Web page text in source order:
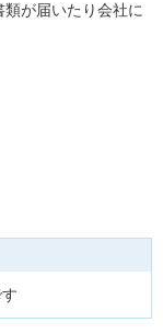
が届いたり会社に